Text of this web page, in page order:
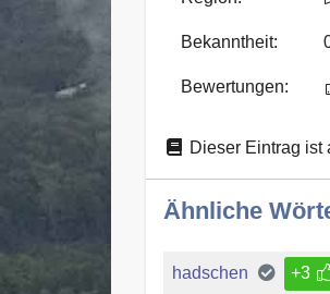
Bekanntheit:
Bewertungen:
Dieser Eintrag ist
Ähnliche
hadschen +3